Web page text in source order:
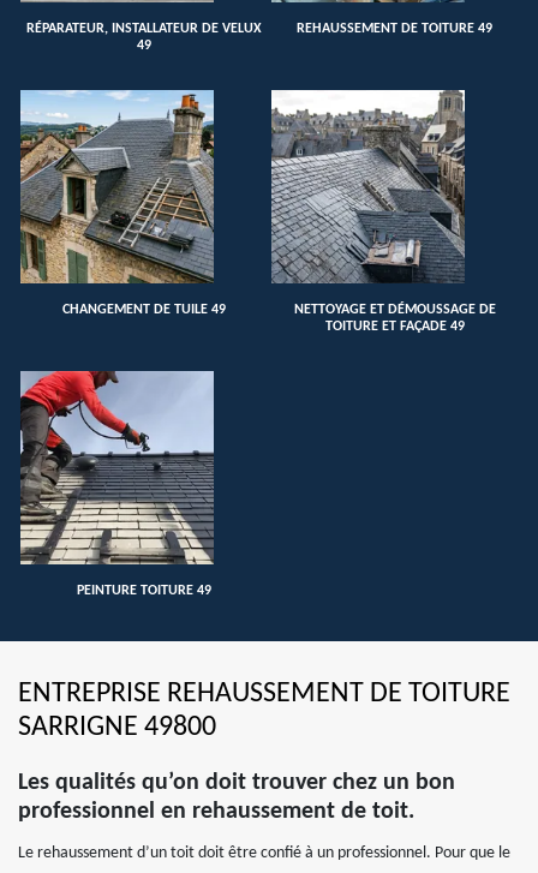
RÉPARATEUR, INSTALLATEUR DE VELUX
49
REHAUSSEMENT DE TOITURE 49
CHANGEMENT DE TUILE 49
NETTOYAGE ET DÉMOUSSAGE DE
TOITURE ET FAÇADE 49
PEINTURE TOITURE 49
ENTREPRISE REHAUSSEMENT DE TOITURE
SARRIGNE 49800
Les qualités qu’on doit trouver chez un bon
professionnel en rehaussement de toit.
Le rehaussement d’un toit doit être confié à un professionnel. Pour que le